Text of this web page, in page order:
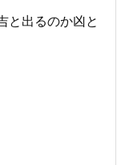
と出るのか凶と